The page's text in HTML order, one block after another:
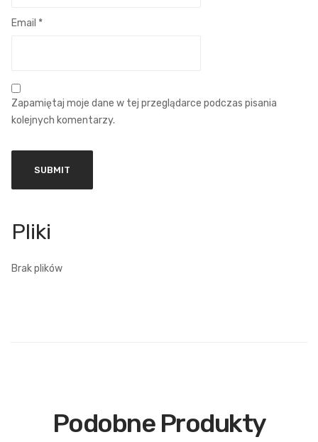
Email *
Zapamiętaj moje dane w tej przeglądarce podczas pisania
kolejnych komentarzy.
Brak plików
Podobne Produkty